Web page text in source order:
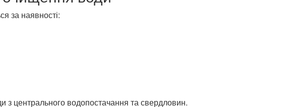
за наявності:
центрального водопостачання та свердловин.